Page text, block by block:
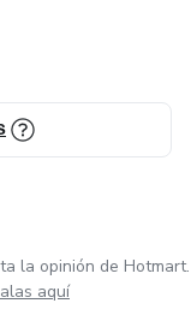
la opinión de Hotmart.
aquí